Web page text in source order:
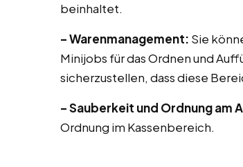
beinhaltet.
– Warenmanagement: Sie
Minijobs für das Ordnen und
sicherzustellen, dass diese
– Sauberkeit und Ordnung am
Ordnung im Kassenbereich.